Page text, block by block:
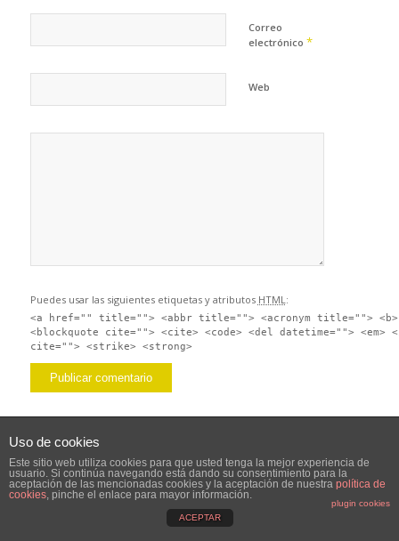
Correo
electrónico *
Web
Puedes usar las siguientes etiquetas y atributos HTML :
<a href="" title=""> <abbr title=""> <acronym title=""> <b>
<blockquote cite=""> <cite> <code> <del datetime=""> <em>
cite=""> <strike> <strong>
Uso de cookies
Este sitio web utiliza cookies para que usted tenga la mejor experiencia de
usuario. Si continúa navegando está dando su consentimiento para la
aceptación de las mencionadas cookies y la aceptación de nuestra política de
cookies, pinche el enlace para mayor información.
plugin cookies
ACEPTAR